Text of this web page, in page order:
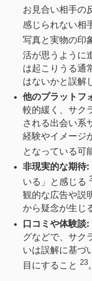
お見合い相手の
感じられない相
写真と実物の印
活が思うように
は起こりうる通
はないかと誤解
他のプラットフ
較的緩く、サク
される出会い系
経験やイメージ
となっている可
非現実的な期待:
いる」と感じる
観的な広告や説
から疑念が生じ
口コミや体験談:
グなどで、サク
いは誤解に基づ
目にすること 23。